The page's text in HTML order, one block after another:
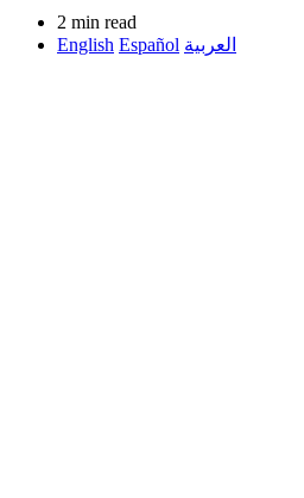
2 min read
English Español العربية